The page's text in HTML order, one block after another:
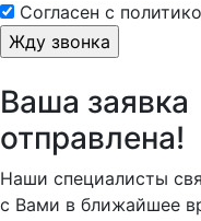
Cогласен с
Ваша заявка
отправлена!
Наши специалисты
с Вами в ближайшее